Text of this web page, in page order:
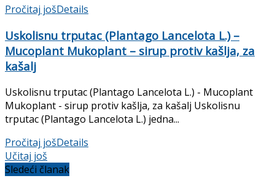
Pročitaj jošDetails
Uskolisnu trputac (Plantago Lancelota L.) –
Mucoplant Mukoplant – sirup protiv kašlja, za
kašalj
Uskolisnu trputac (Plantago Lancelota L.) - Mucoplant
Mukoplant - sirup protiv kašlja, za kašalj Uskolisnu
trputac (Plantago Lancelota L.) jedna...
Pročitaj jošDetails
Učitaj još
Sledeći članak